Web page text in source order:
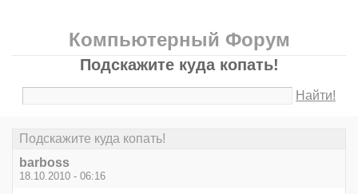
Компьютерный Форум
Подскажите куда копать!
Найти!
Подскажите куда копать!
barboss
18.10.2010 - 06:16